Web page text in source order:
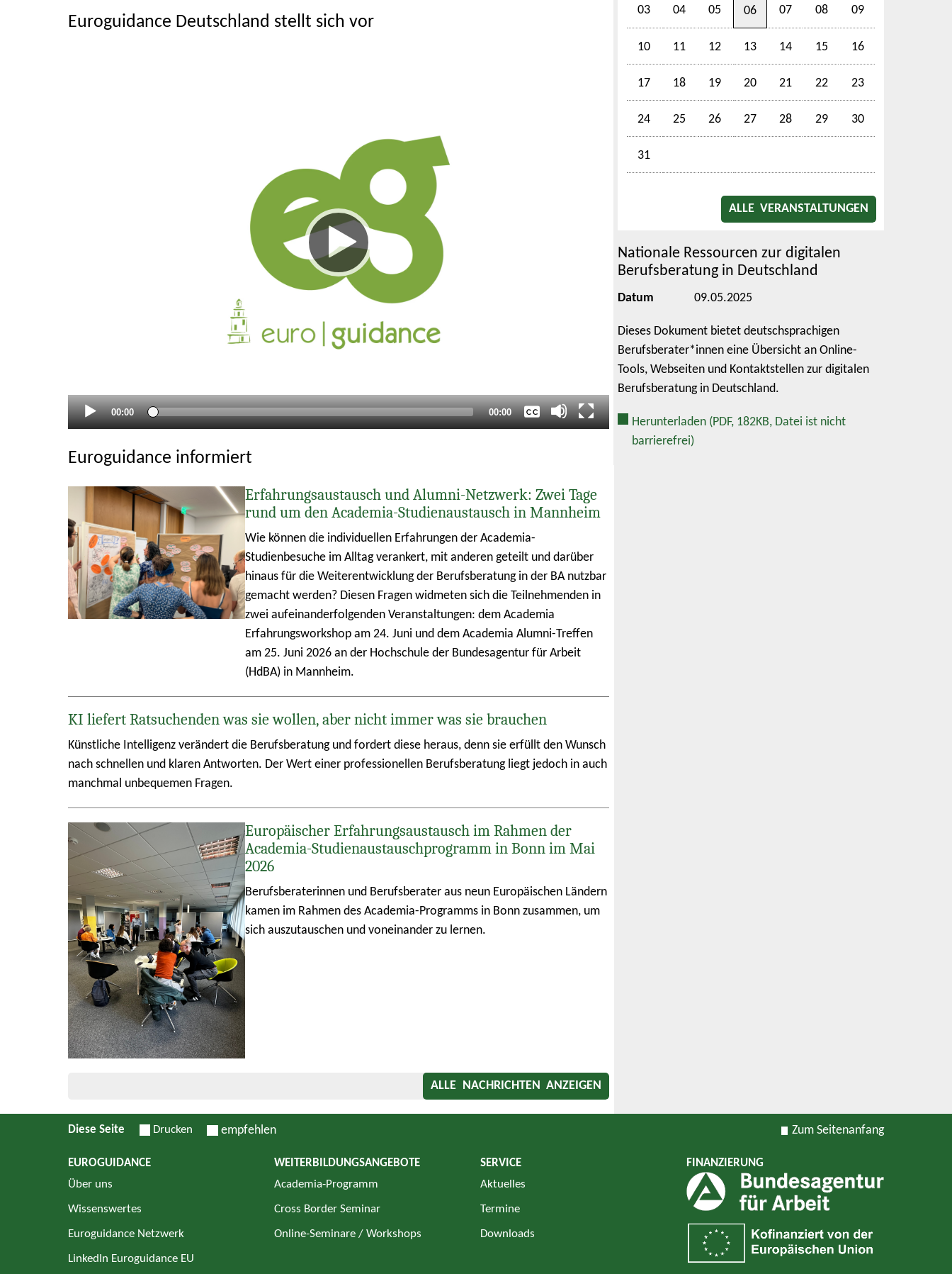
Euroguidance Deutschland stellt sich vor
Aktueller
Zeitpunkt
00:00 Gesamtlaufzeit
00:00
Euroguidance informiert
Erfahrungsaustausch und Alumni-Netzwerk: Zwei Tage
rund um den Academia-Studienaustausch in Mannheim
Wie können die individuellen Erfahrungen der Academia-
Studienbesuche im Alltag verankert, mit anderen geteilt und darüber
hinaus für die Weiterentwicklung der Berufsberatung in der BA nutzbar
gemacht werden? Diesen Fragen widmeten sich die Teilnehmenden in
zwei aufeinanderfolgenden Veranstaltungen: dem Academia
Erfahrungsworkshop am 24. Juni und dem Academia Alumni-Treffen
am 25. Juni 2026 an der Hochschule der Bundesagentur für Arbeit
(HdBA) in Mannheim.
KI liefert Ratsuchenden was sie wollen, aber nicht immer was sie brauchen
Künstliche Intelligenz verändert die Berufsberatung und fordert diese heraus, denn sie erfüllt den Wunsch
nach schnellen und klaren Antworten. Der Wert einer professionellen Berufsberatung liegt jedoch in auch
manchmal unbequemen Fragen.
Europäischer Erfahrungsaustausch im Rahmen der
Academia-Studienaustauschprogramm in Bonn im Mai
2026
Berufsberaterinnen und Berufsberater aus neun Europäischen Ländern
kamen im Rahmen des Academia-Programms in Bonn zusammen, um
sich auszutauschen und voneinander zu lernen.
ALLE NACHRICHTEN ANZEIGEN
03 04 05 06 07 08 09
10 11 12 13 14 15 16
17 18 19 20 21 22 23
24 25 26 27 28 29 30
31
ALLE VERANSTALTUNGEN
Nationale Ressourcen zur digitalen
Berufsberatung in Deutschland
Datum 09.05.2025
Dieses Dokument bietet deutschsprachigen
Berufsberater*innen eine Übersicht an Online-
Tools, Webseiten und Kontaktstellen zur digitalen
Berufsberatung in Deutschland.
Herunterladen (PDF, 182KB, Datei ist nicht
barrierefrei)
Diese Seite Drucken empfehlen Zum Seitenanfang
EUROGUIDANCE
Über uns
Wissenswertes
Euroguidance Netzwerk
LinkedIn Euroguidance EU
WEITERBILDUNGSANGEBOTE
Academia-Programm
Cross Border Seminar
Online-Seminare / Workshops
SERVICE
Aktuelles
Termine
Downloads
FINANZIERUNG